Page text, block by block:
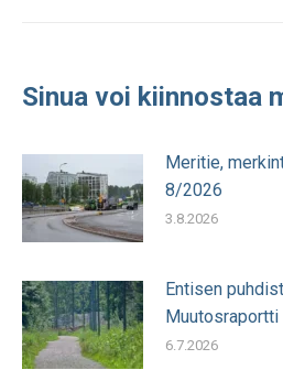
Sinua voi kiinnostaa
Meritie,
8/2026
3.8.2026
Entisen
6.7.2026